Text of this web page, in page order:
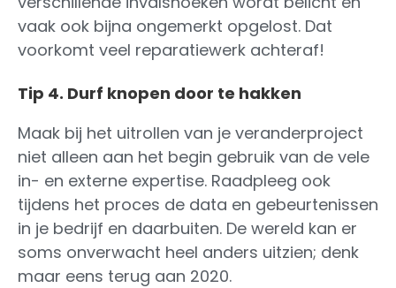
vaak ook bijna ongemerkt opgelost. Dat
voorkomt veel reparatiewerk achteraf!
Tip 4. Durf knopen door te hakken
Maak bij het uitrollen van je veranderproject
niet alleen aan het begin gebruik van de vele
in- en externe expertise. Raadpleeg ook
tijdens het proces de data en gebeurtenissen
in je bedrijf en daarbuiten. De wereld kan er
soms onverwacht heel anders uitzien; denk
maar eens terug aan 2020.